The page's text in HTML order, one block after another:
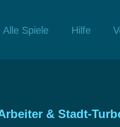
Alle Spiele Hilfe
& Stadt-